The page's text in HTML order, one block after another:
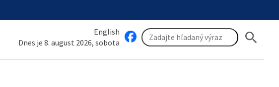
English
Dnes je 8. august 2026, sobota
search